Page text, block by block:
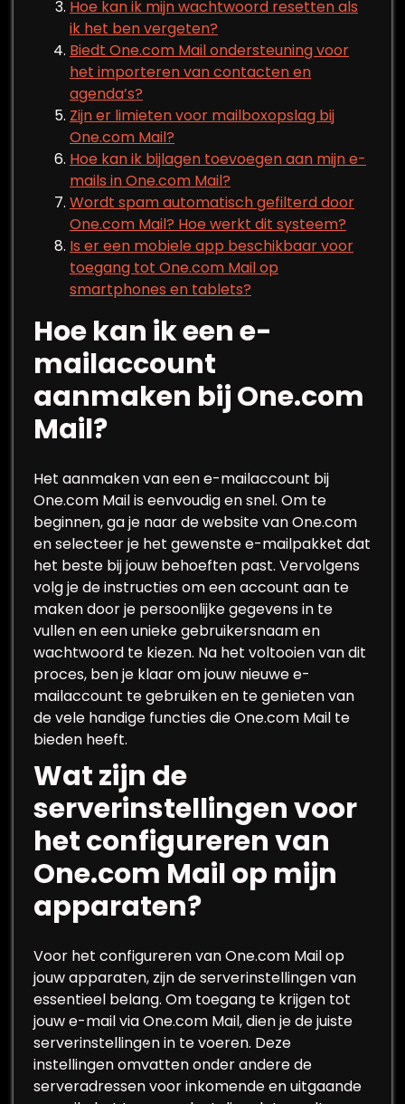
Hoe kan ik mijn wachtwoord resetten als
ik het ben vergeten?
Biedt One.com Mail ondersteuning voor
het importeren van contacten en
agenda’s?
Zijn er limieten voor mailboxopslag bij
One.com Mail?
Hoe kan ik bijlagen toevoegen aan mijn e-
mails in One.com Mail?
Wordt spam automatisch gefilterd door
One.com Mail? Hoe werkt dit systeem?
Is er een mobiele app beschikbaar voor
toegang tot One.com Mail op
smartphones en tablets?
Hoe kan ik een e-
mailaccount
aanmaken bij One.com
Mail?
Het aanmaken van een e-mailaccount bij
One.com Mail is eenvoudig en snel. Om te
beginnen, ga je naar de website van One.com
en selecteer je het gewenste e-mailpakket dat
het beste bij jouw behoeften past. Vervolgens
volg je de instructies om een account aan te
maken door je persoonlijke gegevens in te
vullen en een unieke gebruikersnaam en
wachtwoord te kiezen. Na het voltooien van dit
proces, ben je klaar om jouw nieuwe e-
mailaccount te gebruiken en te genieten van
de vele handige functies die One.com Mail te
bieden heeft.
Wat zijn de
serverinstellingen voor
het configureren van
One.com Mail op mijn
apparaten?
Voor het configureren van One.com Mail op
jouw apparaten, zijn de serverinstellingen van
essentieel belang. Om toegang te krijgen tot
jouw e-mail via One.com Mail, dien je de juiste
serverinstellingen in te voeren. Deze
instellingen omvatten onder andere de
serveradressen voor inkomende en uitgaande